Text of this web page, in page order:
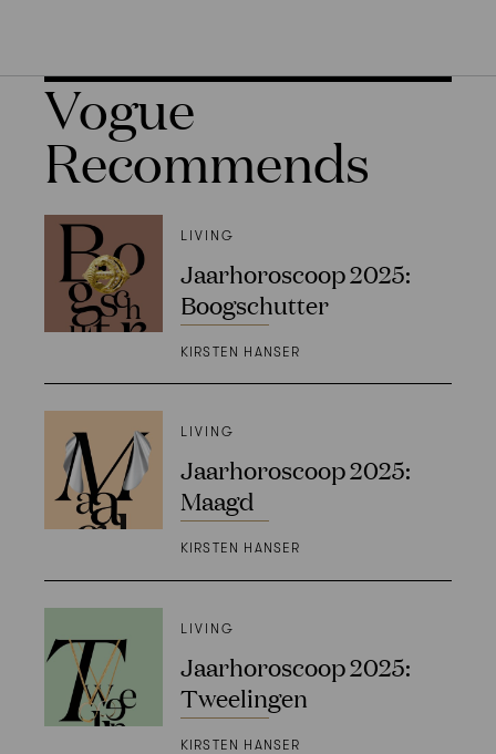
Vogue
Recommends
LIVING
Jaarhoroscoop 2025:
Boogschutter
KIRSTEN HANSER
LIVING
Jaarhoroscoop 2025:
Maagd
KIRSTEN HANSER
LIVING
Jaarhoroscoop 2025:
Tweelingen
KIRSTEN HANSER